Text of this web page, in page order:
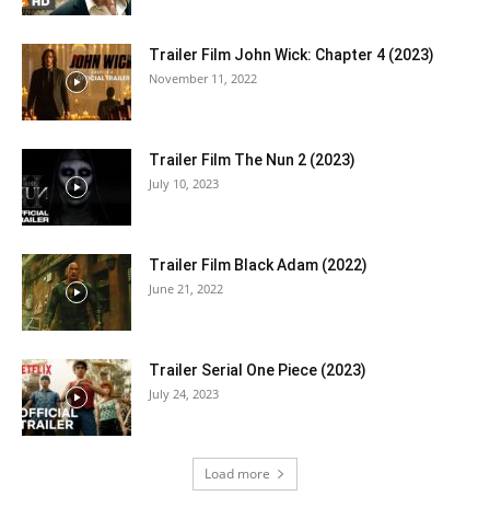
Trailer Film John Wick: Chapter 4 (2023)
November 11, 2022
Trailer Film The Nun 2 (2023)
July 10, 2023
Trailer Film Black Adam (2022)
June 21, 2022
Trailer Serial One Piece (2023)
July 24, 2023
Load more